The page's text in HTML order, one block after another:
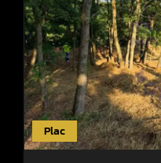
Plac